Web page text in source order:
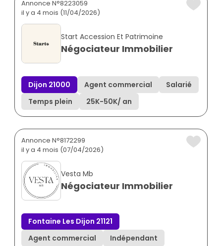
Annonce N°8223059
il y a 4 mois (11/04/2026)
Start Accession Et Patrimoine
Négociateur Immobilier
Dijon 21000 Agent commercial
Salarié
Temps plein
25K-50K/ an
Annonce N°8172299
il y a 4 mois (07/04/2026)
Vesta Mb
Négociateur Immobilier
Fontaine Les Dijon 21121
Agent commercial
Indépendant